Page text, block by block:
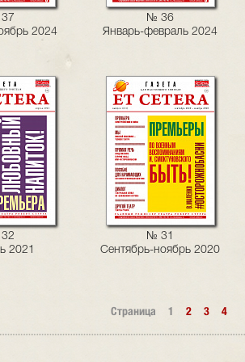
2024
№ 36
Январь-февраль 2024
2021
№ 31
Сентябрь-ноябрь 2020
Страница 1 2 3 4